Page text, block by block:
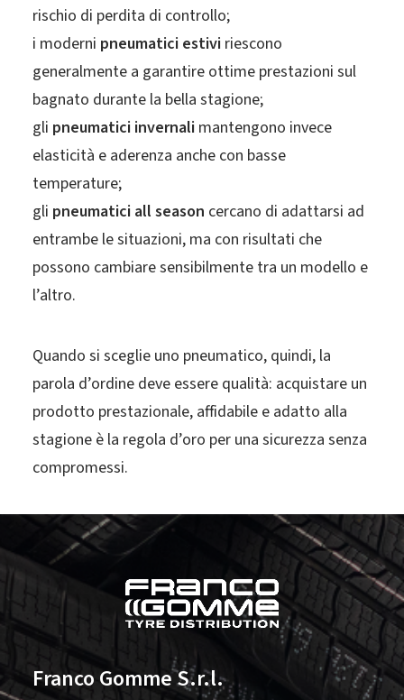
rischio di perdita di controllo;
i moderni pneumatici estivi riescono
generalmente a garantire ottime prestazioni sul
bagnato durante la bella stagione;
gli pneumatici invernali mantengono invece
elasticità e aderenza anche con basse
temperature;
gli pneumatici all season cercano di adattarsi ad
entrambe le situazioni, ma con risultati che
possono cambiare sensibilmente tra un modello e
l’altro.
Quando si sceglie uno pneumatico, quindi, la
parola d’ordine deve essere qualità: acquistare un
prodotto prestazionale, affidabile e adatto alla
stagione è la regola d’oro per una sicurezza senza
compromessi.
Franco Gomme S.r.l.